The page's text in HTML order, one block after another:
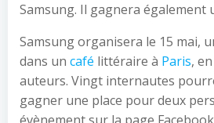
Samsung. Il gagnera également
Samsung organisera le 15 mai,
dans un café littéraire à Paris,
auteurs. Vingt internautes
gagner une place pour deux